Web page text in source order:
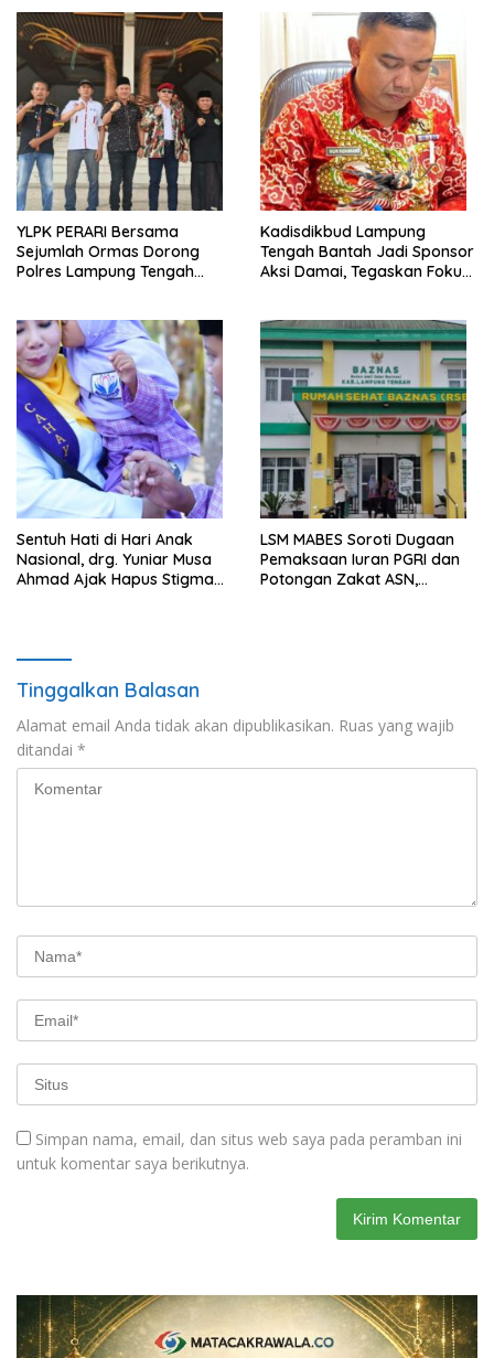
YLPK PERARI Bersama
Sejumlah Ormas Dorong
Polres Lampung Tengah
Pelanggaran UU ITE
Kadisdikbud Lampung
Tengah Bantah Jadi Sponsor
Aksi Damai, Tegaskan Fokus
Sentuh Hati di Hari Anak
Nasional, drg. Yuniar Musa
Ahmad Ajak Hapus Stigma
LSM MABES Soroti Dugaan
Pemaksaan Iuran PGRI dan
Potongan Zakat ASN,
Tinggalkan Balasan
Alamat email Anda tidak akan dipublikasikan. Ruas yang wajib
ditandai *
Simpan nama, email, dan situs web saya pada peramban ini
untuk komentar saya berikutnya.